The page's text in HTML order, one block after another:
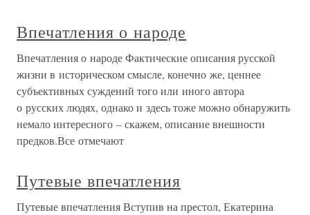
Впечатления о народе
Впечатления о народе Фактические описания русской
жизни в историческом смысле, конечно же, ценнее
субъективных суждений того или иного автора
о русских людях, однако и здесь тоже можно обнаружить
немало интересного – скажем, описание внешности
предков.Все отмечают
Путевые впечатления
Путевые впечатления Вступив на престол, Екатерина